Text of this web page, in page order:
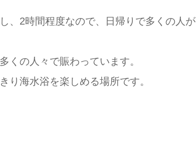
、2時間程度なので、日帰りで多くの人が
くの人々で賑わっています。
り海水浴を楽しめる場所です。